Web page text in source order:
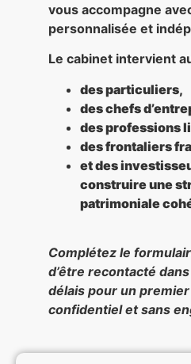
vous accompagne
personnalisée et
Le cabinet intervient
des particuliers,
des chefs
des professions
des frontaliers
et des
construire une
patrimoniale
Complétez le
d’être recontacté
délais pour un
confidentiel et sans